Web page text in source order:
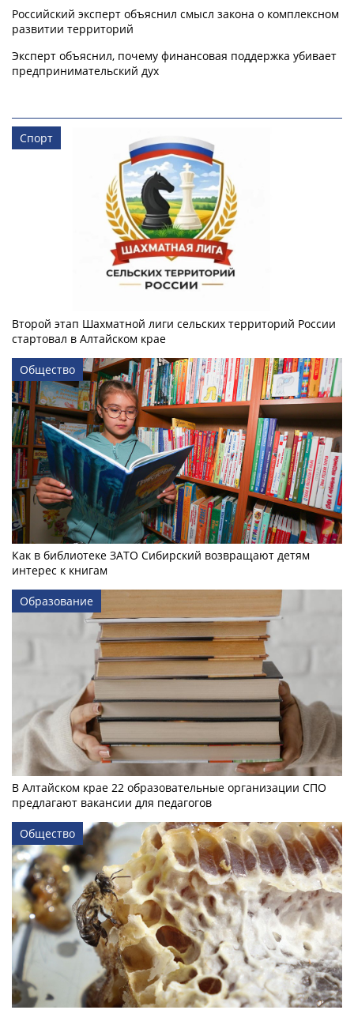
Российский эксперт объяснил смысл закона о комплексном
развитии территорий
Эксперт объяснил, почему финансовая поддержка убивает
предпринимательский дух
Спорт
Второй этап Шахматной лиги сельских территорий России
стартовал в Алтайском крае
Общество
Как в библиотеке ЗАТО Сибирский возвращают детям
интерес к книгам
Образование
В Алтайском крае 22 образовательные организации СПО
предлагают вакансии для педагогов
Общество